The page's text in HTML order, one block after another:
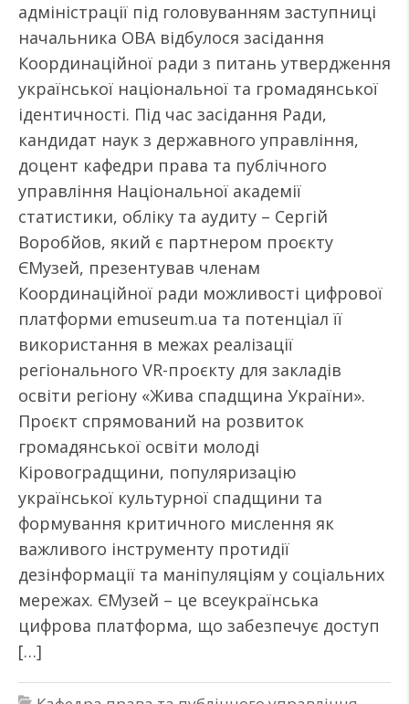
адміністрації під головуванням заступниці
начальника ОВА відбулося засідання
Координаційної ради з питань утвердження
української національної та громадянської
ідентичності. Під час засідання Ради,
кандидат наук з державного управління,
доцент кафедри права та публічного
управління Національної академії
статистики, обліку та аудиту – Сергій
Воробйов, який є партнером проєкту
ЄМузей, презентував членам
Координаційної ради можливості цифрової
платформи emuseum.ua та потенціал її
використання в межах реалізації
регіонального VR-проєкту для закладів
освіти регіону «Жива спадщина України».
Проєкт спрямований на розвиток
громадянської освіти молоді
Кіровоградщини, популяризацію
української культурної спадщини та
формування критичного мислення як
важливого інструменту протидії
дезінформації та маніпуляціям у соціальних
мережах. ЄМузей – це всеукраїнська
цифрова платформа, що забезпечує доступ
[…]